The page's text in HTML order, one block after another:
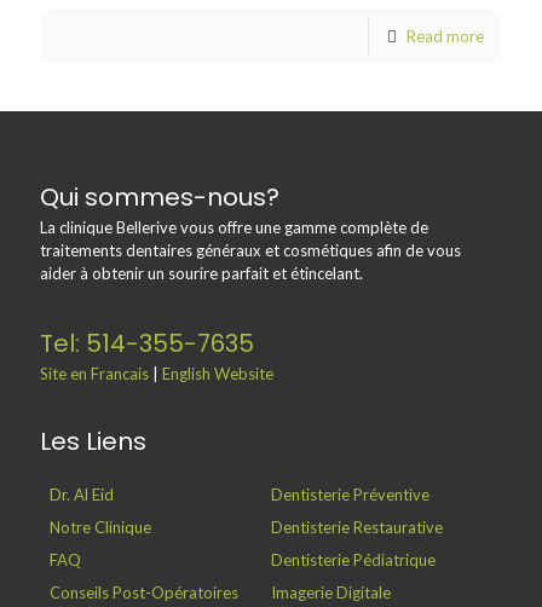
Read more
Qui sommes-nous?
La clinique Bellerive vous offre une gamme complète de
traitements dentaires généraux et cosmétiques afin de vous
aider à obtenir un sourire parfait et étincelant.
Tel: 514-355-7635
Site en Francais English Website
Les Liens
Dr. Al Eid
Notre Clinique
FAQ
Conseils Post-Opératoires
Dentisterie Préventive
Dentisterie Restaurative
Dentisterie Pédiatrique
Imagerie Digitale